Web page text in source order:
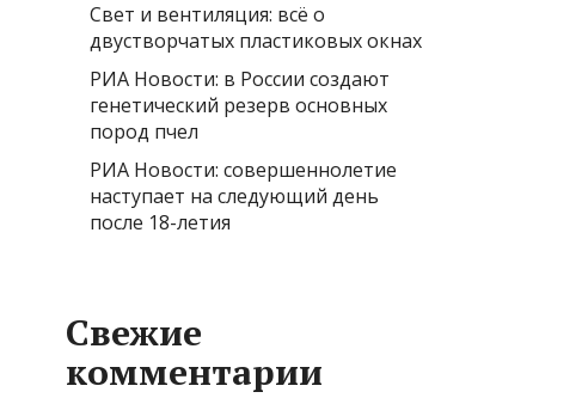
Свет и вентиляция: всё о
двустворчатых пластиковых окнах
РИА Новости: в России создают
генетический резерв основных
пород пчел
РИА Новости: совершеннолетие
наступает на следующий день
после 18-летия
Свежие
комментарии